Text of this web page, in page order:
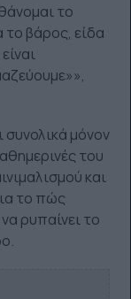
το
βάρος, είδα
μόνον
του
και
το πώς
ρυπαίνει το